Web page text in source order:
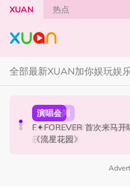
Skip to main content
XUAN 热点
全部最新XUAN加你娱玩娱
国际星闻
张员瑛频陷耍大牌争议！
面！
演唱会
F✦FOREVER 首次来马
《流星花园》
国际星闻
CORTIS MARTIN一开口
获网友狂赞！